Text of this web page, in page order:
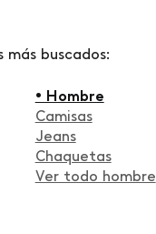
más buscados:
• Hombre
Camisas
Jeans
Chaquetas
Ver todo hombre